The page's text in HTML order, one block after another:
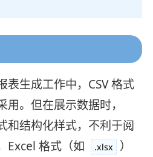
表生成工作中，CSV 格式
。但在展示数据时，
和结构化样式，不利于阅
Excel 格式（如
.xlsx
）